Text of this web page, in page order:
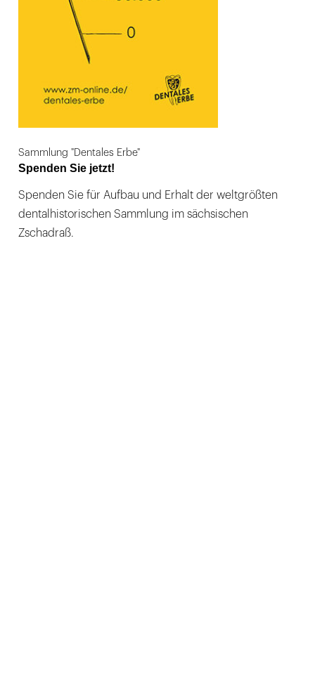
Sammlung "Dentales Erbe"
Spenden Sie jetzt!
Spenden Sie für Aufbau und Erhalt der weltgrößten
dentalhistorischen Sammlung im sächsischen
Zschadraß.